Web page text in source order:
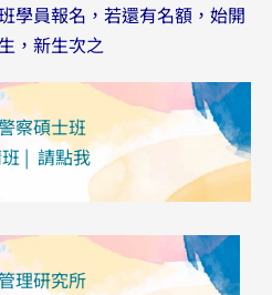
學員報名，若還有名額，始開
，新生次之
察碩士班
| 請點我
理研究所